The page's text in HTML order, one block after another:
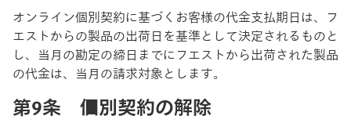
オンライン個別契約に基づくお客様の代金支払期日は、フ
エストからの製品の出荷日を基準として決定されるものと
し、当月の勘定の締日までにフエストから出荷された製品
の代金は、当月の請求対象とします。
第9条 個別契約の解除